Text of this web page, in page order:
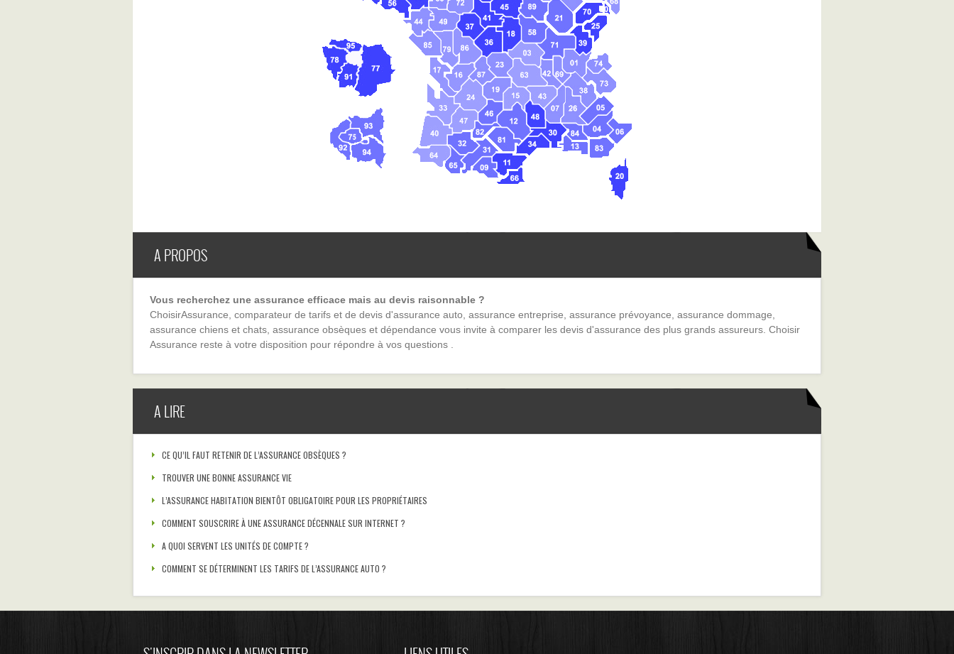
A PROPOS
Vous recherchez une assurance efficace mais au devis raisonnable ?
ChoisirAssurance, comparateur de tarifs et de devis d'assurance auto, assurance entreprise, assurance prévoyance, assurance dommage,
assurance chiens et chats, assurance obsèques et dépendance vous invite à comparer les devis d'assurance des plus grands assureurs. Choisir
Assurance reste à votre disposition pour répondre à vos questions .
A LIRE
CE QU’IL FAUT RETENIR DE L’ASSURANCE OBSÈQUES ?
TROUVER UNE BONNE ASSURANCE VIE
L’ASSURANCE HABITATION BIENTÔT OBLIGATOIRE POUR LES PROPRIÉTAIRES
COMMENT SOUSCRIRE À UNE ASSURANCE DÉCENNALE SUR INTERNET ?
A QUOI SERVENT LES UNITÉS DE COMPTE ?
COMMENT SE DÉTERMINENT LES TARIFS DE L’ASSURANCE AUTO ?